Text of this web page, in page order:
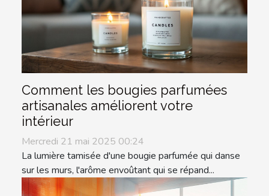
Comment les bougies parfumées
artisanales améliorent votre
intérieur
Mercredi 21 mai 2025 00:24
La lumière tamisée d'une bougie parfumée qui danse
sur les murs, l'arôme envoûtant qui se répand...